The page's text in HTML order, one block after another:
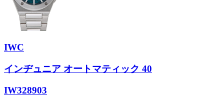
IWC
インヂュニア オートマティック 40
IW328903